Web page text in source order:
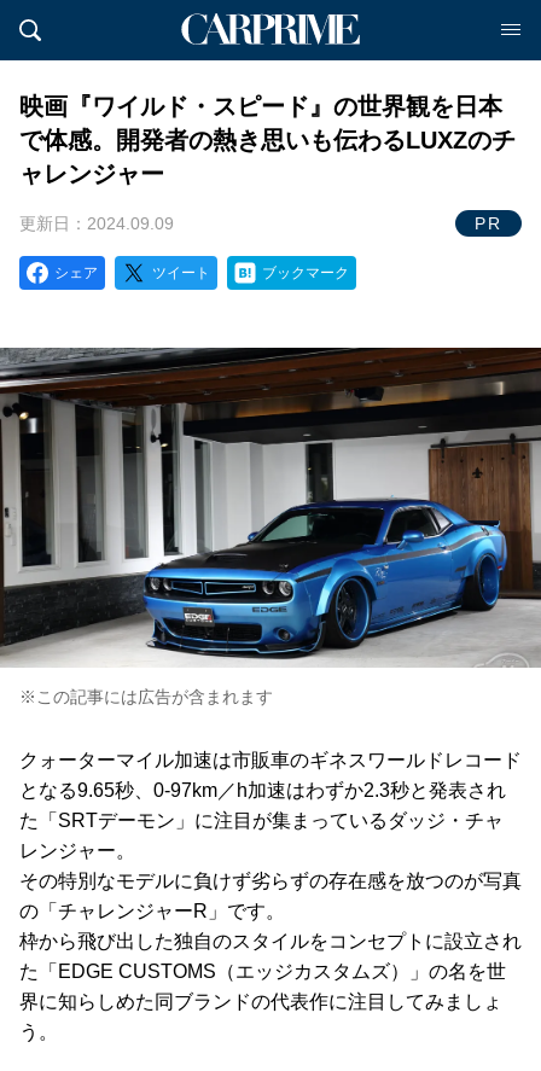
映画『ワイルド・スピード』の世界観を日本
で体感。開発者の熱き思いも伝わるLUXZのチ
ャレンジャー
更新日：2024.09.09 PR
シェア ツイート ブックマーク
※この記事には広告が含まれます
クォーターマイル加速は市販車のギネスワールドレコード
となる9.65秒、0-97km／h加速はわずか2.3秒と発表され
た「SRTデーモン」に注目が集まっているダッジ・チャ
レンジャー。
その特別なモデルに負けず劣らずの存在感を放つのが写真
の「チャレンジャーR」です。
枠から飛び出した独自のスタイルをコンセプトに設立され
た「EDGE CUSTOMS（エッジカスタムズ）」の名を世
界に知らしめた同ブランドの代表作に注目してみましょ
う。